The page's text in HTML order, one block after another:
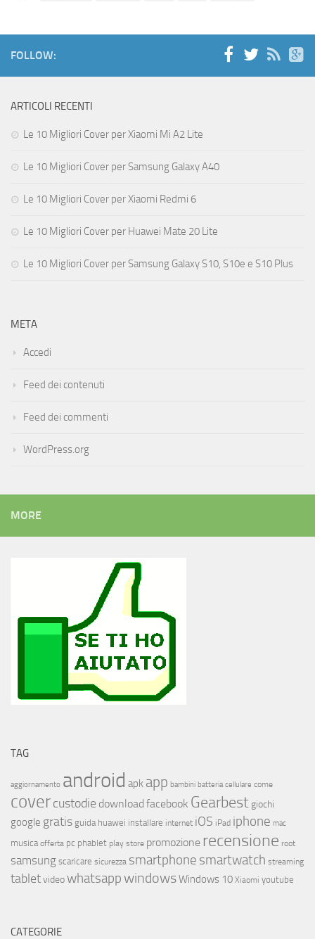
FOLLOW:
ARTICOLI RECENTI
Le 10 Migliori Cover per Xiaomi Mi A2 Lite
Le 10 Migliori Cover per Samsung Galaxy A40
Le 10 Migliori Cover per Xiaomi Redmi 6
Le 10 Migliori Cover per Huawei Mate 20 Lite
Le 10 Migliori Cover per Samsung Galaxy S10, S10e e S10 Plus
META
Accedi
Feed dei contenuti
Feed dei commenti
WordPress.org
MORE
TAG
aggiornamento android apk app bambini batteria cellulare come
covercustodie download facebook Gearbest giochi
google gratis guida huawei installare internet iOS iPad iphone mac
musica offerta pc phablet play store promozione recensione root
samsungscaricare sicurezza smartphone smartwatch streaming
tabletvideowhatsappwindowsWindows 10 Xiaomi youtube
CATEGORIE